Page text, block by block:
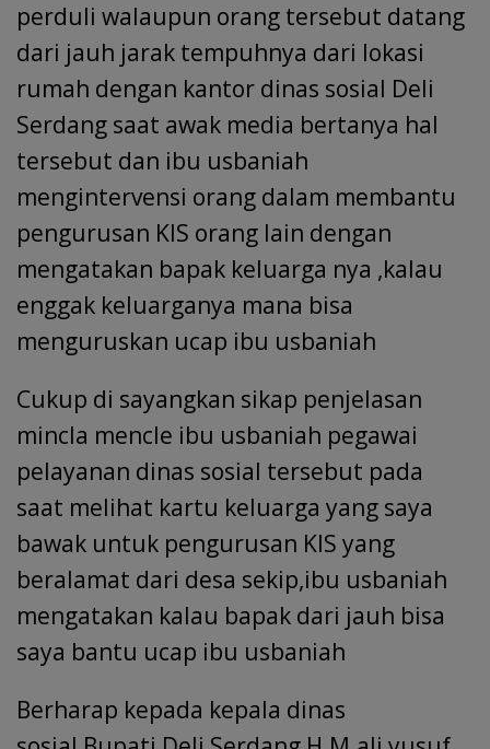
perduli walaupun orang tersebut datang
dari jauh jarak tempuhnya dari lokasi
rumah dengan kantor dinas sosial Deli
Serdang saat awak media bertanya hal
tersebut dan ibu usbaniah
mengintervensi orang dalam membantu
pengurusan KIS orang lain dengan
mengatakan bapak keluarga nya ,kalau
enggak keluarganya mana bisa
menguruskan ucap ibu usbaniah
Cukup di sayangkan sikap penjelasan
mincla mencle ibu usbaniah pegawai
pelayanan dinas sosial tersebut pada
saat melihat kartu keluarga yang saya
bawak untuk pengurusan KIS yang
beralamat dari desa sekip,ibu usbaniah
mengatakan kalau bapak dari jauh bisa
saya bantu ucap ibu usbaniah
Berharap kepada kepala dinas